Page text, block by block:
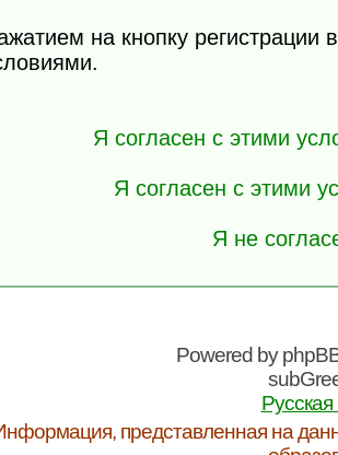
на кнопку регистрации
Я согласен с этими
Я согласен с этими
Я не
Powered by
представленная на